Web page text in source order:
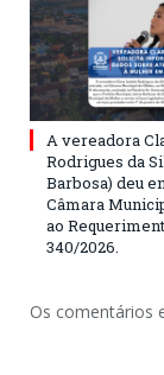
A vereadora
Rodrigues da
Barbosa) deu
Câmara
ao
340/2026.
Os comentários